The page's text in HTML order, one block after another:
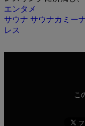
エンタメ
サウナ サウナカミー
レス
こ